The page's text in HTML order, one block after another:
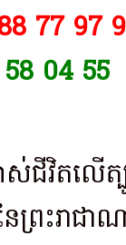
77 97
58 04 55
ស់ជីវិតលើត្
ព្រះរាជា